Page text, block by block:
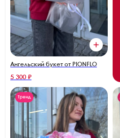
Ангельский букет от PIONFLO
5 300 ₽
Тренд